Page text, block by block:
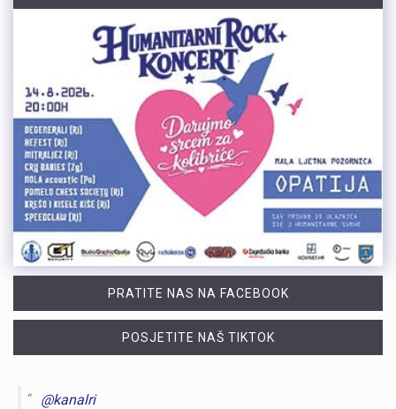
PRATITE NAS NA FACEBOOK
POSJETITE NAŠ TIKTOK
@kanalri